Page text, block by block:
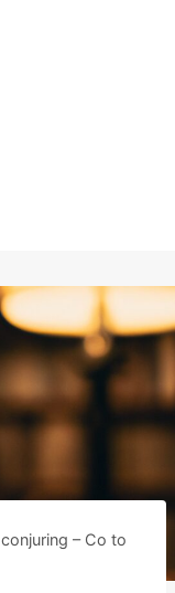
conjuring – Co to